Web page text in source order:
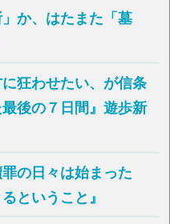
有
す
ク
ッ
ク
し
て
く
(
新
し
ウ
ィ
ン
」か、はたまた「墓
狂わせたい、が信条
後の７日間』遊歩新
の日々は始まった
ということ』